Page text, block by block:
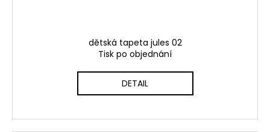
dětská tapeta jules 02
Tisk po objednání
DETAIL